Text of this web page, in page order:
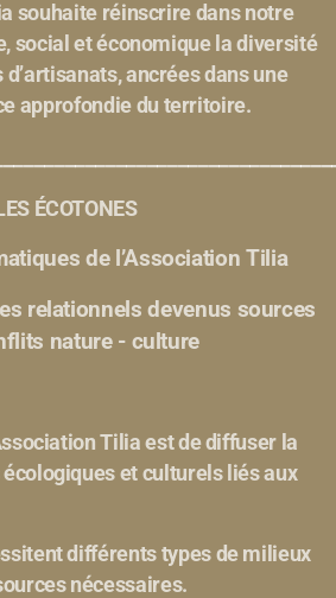
souhaite réinscrire dans notre
social et économique la diversité
ancrées dans une
approfondie du territoire.
LES ÉCOTONES
de l’Association Tilia
relationnels devenus sources
nature - culture
Tilia est de diffuser la
et culturels liés aux
différents types de milieux
nécessaires.